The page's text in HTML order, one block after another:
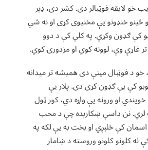
لایقه فوټبالر دی. کشر دی، ډېر
خنډونو یې مخنیوی کړی او نه شي
کې ګډون وکړي. په کلي کې د دوو
تر غاړې وې، لوونه کوي او مزدورۍ کوي.
د فوټبال مینې دی همیشه تر میدانه
کې یې ګډون کړی دی. پلار یې
او ورونه یې واړه دي، کور ټول
لري. نن داسې ښکارېده چې د محب
کې ځلېږي او بخت به یې لکه په
له کلونو کلونو وروسته د ښامار